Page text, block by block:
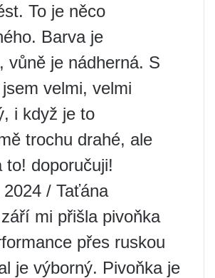
To je něco
Barva je
vůně je nádherná. S
velmi, velmi
i když je to
trochu drahé, ale
to! doporučuji!
/ Taťána
mi přišla pivoňka
přes ruskou
je výborný. Pivoňka je